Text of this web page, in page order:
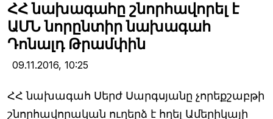
ՀՀ նախագահը շնորհավորել է
ԱՄՆ նորընտիր նախագահ
Դոնալդ Թրամփին
09.11.2016, 10:25
ՀՀ նախագահ Սերժ Սարգսյանը չորեքշաբթի
շնորհավորական ուղերձ է հղել Ամերիկայի